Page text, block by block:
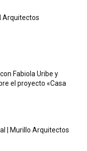
Arquitectos
Fabiola Uribe y
el proyecto «Casa
| Murillo Arquitectos